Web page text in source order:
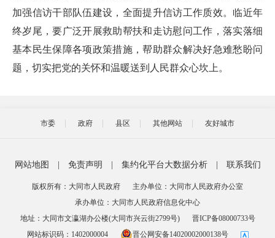
加强信访干部队伍建设，全面提升信访工作质效。临近年
终岁尾，要广泛开展救助帮扶和走访慰问工作，落实落细
基本民生保障各项政策措施，帮助群众解决好急难愁盼问
题，切实把党的关怀和温暖送到人民群众心坎上。
市委 政府 县区 其他网站 友好城市
网站地图 免责声明 集约化平台大数据分析 联系我们
版权所有：大同市人民政府
主办单位：大同市人民政府办公室
承办单位：大同市人民政府信息化中心
地址：大同市文瀛湖办公楼(大同市兴云街2799号)
晋ICP备08000733号
网站标识码：1402000004
晋公网安备14020002000138号